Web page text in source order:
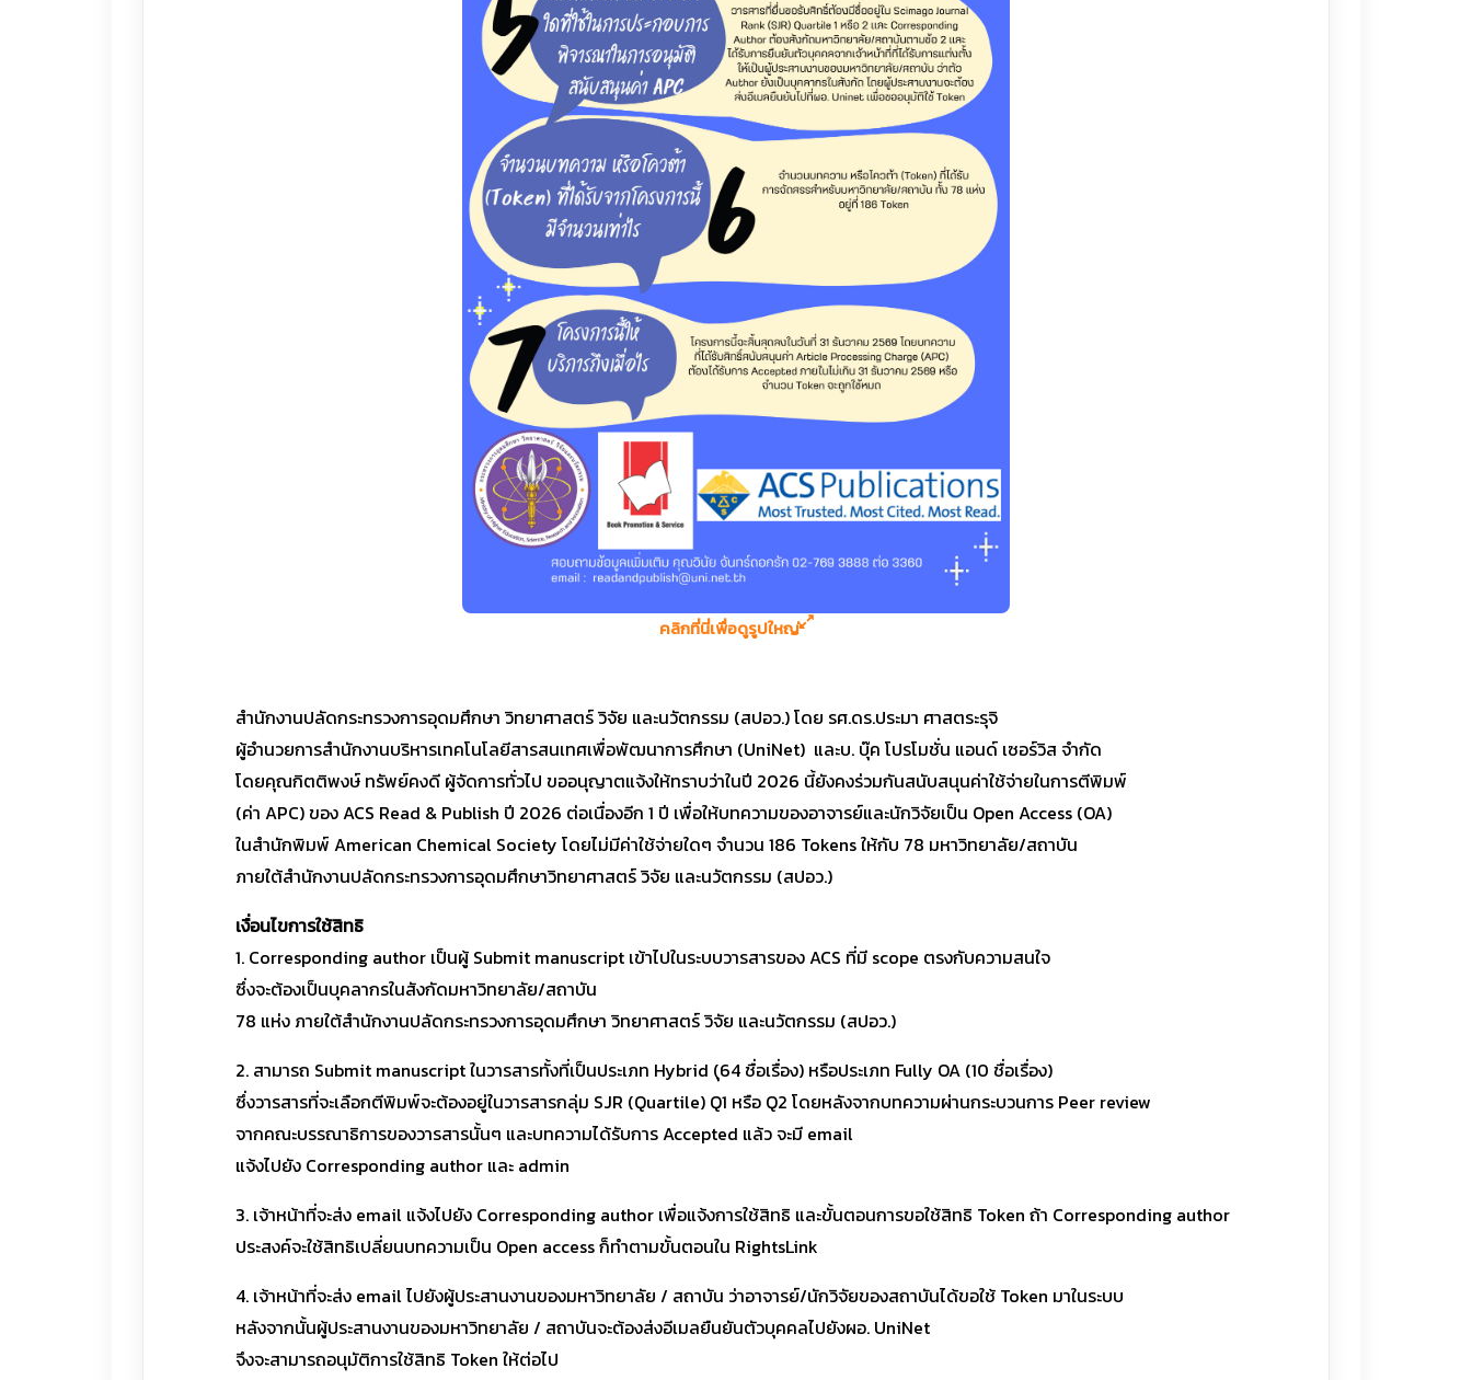
คลิกที่นี่เพื่อดูรูปใหญ่
สำนักงานปลัดกระทรวงการอุดมศึกษา วิทยาศาสตร์ วิจัย และนวัตกรรม (สปอว.) โดย รศ.ดร.ประมา ศาสตระรุจิ
ผู้อำนวยการสำนักงานบริหารเทคโนโลยีสารสนเทศเพื่อพัฒนาการศึกษา (UniNet) และบ. บุ๊ค โปรโมชั่น แอนด์ เซอร์วิส จำกัด
โดยคุณกิตติพงษ์ ทรัพย์คงดี ผู้จัดการทั่วไป ขออนุญาตแจ้งให้ทราบว่าในปี 2026 นี้ยังคงร่วมกันสนับสนุนค่าใช้จ่ายในการตีพิมพ์
(ค่า APC) ของ ACS Read & Publish ปี 2026 ต่อเนื่องอีก 1 ปี เพื่อให้บทความของอาจารย์และนักวิจัยเป็น Open Access (OA)
ในสำนักพิมพ์ American Chemical Society โดยไม่มีค่าใช้จ่ายใดๆ จำนวน 186 Tokens ให้กับ 78 มหาวิทยาลัย/สถาบัน
ภายใต้สำนักงานปลัดกระทรวงการอุดมศึกษาวิทยาศาสตร์ วิจัย และนวัตกรรม (สปอว.)
เงื่อนไขการใช้สิทธิ
1. Corresponding author เป็นผู้ Submit manuscript เข้าไปในระบบวารสารของ ACS ที่มี scope ตรงกับความสนใจ
ซึ่งจะต้องเป็นบุคลากรในสังกัดมหาวิทยาลัย/สถาบัน
78 แห่ง ภายใต้สำนักงานปลัดกระทรวงการอุดมศึกษา วิทยาศาสตร์ วิจัย และนวัตกรรม (สปอว.)
2. สามารถ Submit manuscript ในวารสารทั้งที่เป็นประเภท Hybrid (ุ64 ชื่อเรื่อง) หรือประเภท Fully OA (10 ชื่อเรื่อง)
ซึ่งวารสารที่จะเลือกตีพิมพ์จะต้องอยู่ในวารสารกลุ่ม SJR (Quartile) Q1 หรือ Q2 โดยหลังจากบทความผ่านกระบวนการ Peer review
จากคณะบรรณาธิการของวารสารนั้นๆ และบทความได้รับการ Accepted แล้ว จะมี email
แจ้งไปยัง Corresponding author และ admin
3. เจ้าหน้าที่จะส่ง email แจ้งไปยัง Corresponding author เพื่อแจ้งการใช้สิทธิ และขั้นตอนการขอใช้สิทธิ Token ถ้า Corresponding author
ประสงค์จะใช้สิทธิเปลี่ยนบทความเป็น Open access ก็ทำตามขั้นตอนใน RightsLink
4. เจ้าหน้าที่จะส่ง email ไปยังผู้ประสานงานของมหาวิทยาลัย / สถาบัน ว่าอาจารย์/นักวิจัยของสถาบันได้ขอใช้ Token มาในระบบ
หลังจากนั้นผู้ประสานงานของมหาวิทยาลัย / สถาบันจะต้องส่งอีเมลยืนยันตัวบุคคลไปยังผอ. UniNet
จึงจะสามารถอนุมัติการใช้สิทธิ Token ให้ต่อไป